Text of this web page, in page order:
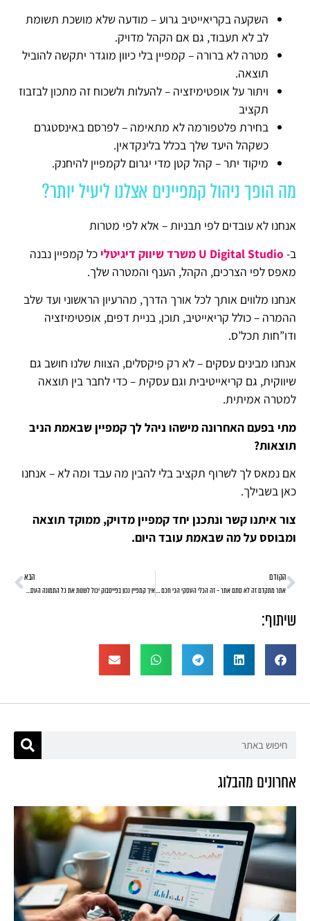
השקעה בקריאייטיב גרוע – מודעה שלא מושכת תשומת
לב לא תעבוד, גם אם הקהל מדויק.
מטרה לא ברורה – קמפיין בלי כיוון מוגדר יתקשה להוביל
תוצאה.
ויתור על אופטימיזציה – להעלות ולשכוח זה מתכון לבזבוז
תקציב
בחירת פלטפורמה לא מתאימה – לפרסם באינסטגרם
כשקהל היעד שלך בכלל בלינקדאין.
מיקוד יתר – קהל קטן מדי יגרום לקמפיין להיחנק.
מה הופך ניהול קמפיינים אצלנו ליעיל יותר?
אנחנו לא עובדים לפי תבניות – אלא לפי מטרות
ב- U Digital Studio משרד שיווק דיגיטלי כל קמפיין נבנה
מאפס לפי הצרכים, הקהל, הענף והמטרה שלך.
אנחנו מלווים אותך לכל אורך הדרך, מהרעיון הראשוני ועד שלב
ההמרה – כולל קריאייטיב, תוכן, בניית דפים, אופטימיזציה
ודו”חות תכל’ס.
אנחנו מבינים עסקים – לא רק פיקסלים, הצוות שלנו חושב גם
שיווקית, גם קריאייטיבית וגם עסקית – כדי לחבר בין תוצאה
למטרה אמיתית.
מתי בפעם האחרונה מישהו ניהל לך קמפיין שבאמת הניב
תוצאות?
אם נמאס לך לשרוף תקציב בלי להבין מה עבד ומה לא – אנחנו
כאן בשבילך.
צור איתנו קשר ונתכנן יחד קמפיין מדויק, ממוקד תוצאה
ומבוסס על מה שבאמת עובד היום.
הקודם
אתר מתקדם זה לא סתם אתר – זה הכלי העסקי הכי חכם שלך
הבא
איך קמפיין נכון בפייסבוק יכול לשנות את כל התמונה העסקית שלך?
שיתוף:
אחרונים מהבלוג